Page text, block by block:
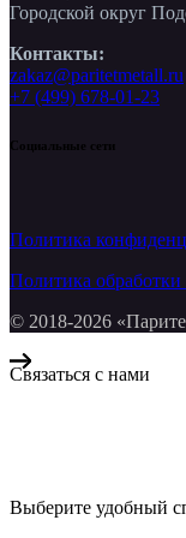
Городской округ
Контакты:
zakaz@paritetmetall.ru
+7 (499) 678-01-23
Социальные сети
Политика
Политика
© 2018-2026
Связаться с нами
Выберите удобный